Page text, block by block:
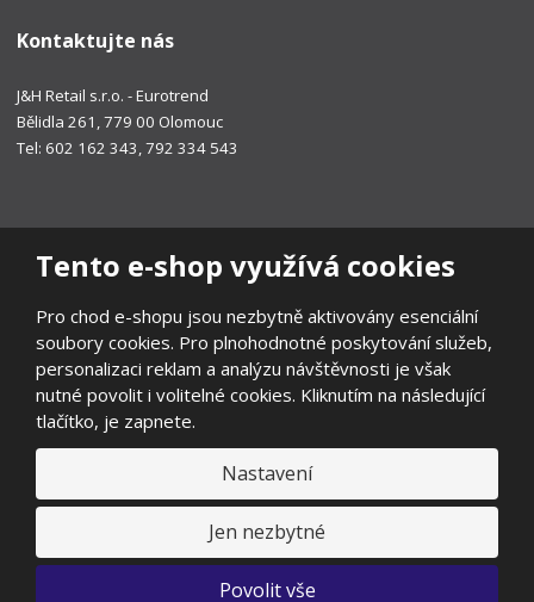
Tento e-shop využívá cookies
Pro chod e-shopu jsou nezbytně aktivovány esenciální
soubory cookies. Pro plnohodnotné poskytování služeb,
personalizaci reklam a analýzu návštěvnosti je však
nutné povolit i volitelné cookies. Kliknutím na následující
tlačítko, je zapnete.
Nastavení
Jen nezbytné
Povolit vše
Kontaktujte nás
J&H Retail s.r.o. - Eurotrend
Bělidla 261, 779 00 Olomouc
Tel: 602 162 343, 792 334 543
Prohlášení o přístupnosti|Ochrana osobních údajů|Mapa stránek
Všeobecné obchodní podmínky|Ochrana oznamovatelů
Odstoupení od smlouvy